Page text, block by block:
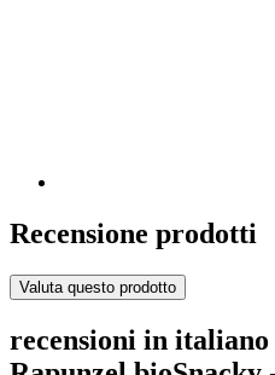
Recensione prodotti
Valuta questo prodotto
recensioni in